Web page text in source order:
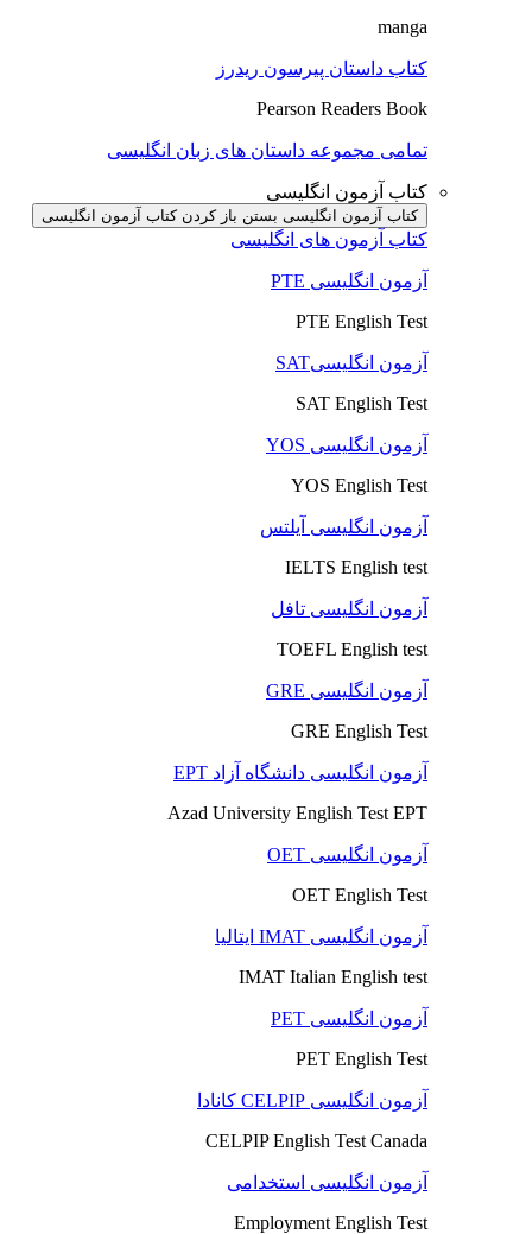
manga
کتاب داستان پیرسون ریدرز
Pearson Readers Book
تمامی مجموعه داستان های زبان انگلیسی
کتاب آزمون انگلیسی
کتاب آزمون انگلیسی بستن باز کردن کتاب آزمون انگلیسی
کتاب آزمون های انگلیسی
آزمون انگلیسی PTE
PTE English Test
آزمون انگلیسیSAT
SAT English Test
آزمون انگلیسی YOS
YOS English Test
آزمون انگلیسی آیلتس
IELTS English test
آزمون انگلیسی تافل
TOEFL English test
آزمون انگلیسی GRE
GRE English Test
آزمون انگلیسی دانشگاه آزاد EPT
Azad University English Test EPT
آزمون انگلیسی OET
OET English Test
آزمون انگلیسی IMAT ایتالیا
IMAT Italian English test
آزمون انگلیسی PET
PET English Test
آزمون انگلیسی CELPIP کانادا
CELPIP English Test Canada
آزمون انگلیسی استخدامی
Employment English Test